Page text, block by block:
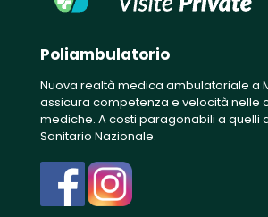
Poliambulatorio
Nuova realtà medica ambulatoriale a
assicura competenza e velocità nelle
mediche. A costi paragonabili a quelli
Sanitario Nazionale.